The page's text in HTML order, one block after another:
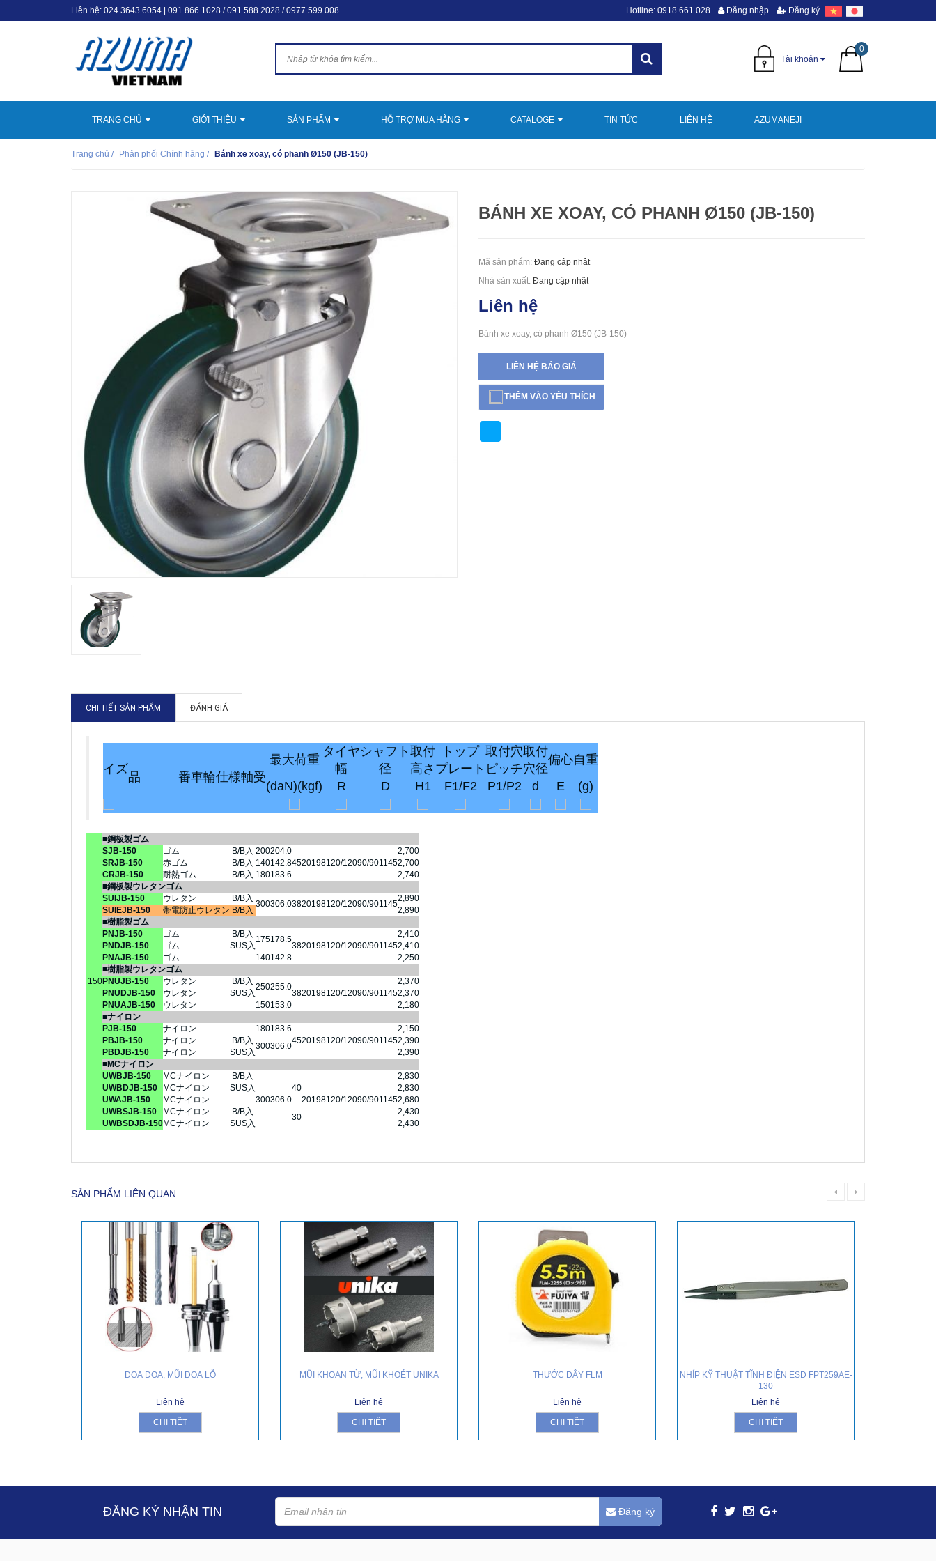
Liên hệ: 024 3643 6054 091 866 1028 / 091 588 2028 / 0977 599 008 Hotline: 0918.661.028 Đăng nhập Đăng ký
Tài khoản
0
TRANG CHỦ GIỚI THIỆU SẢN PHẨM HỖ TRỢ MUA HÀNG CATALOGE TIN TỨC LIÊN HỆ AZUMANEJI
Trang chủ / Phân phối Chính hãng / Bánh xe xoay, có phanh Ø150 (JB-150)
BÁNH XE XOAY, CÓ PHANH Ø150 (JB-150)
Mã sản phẩm: Đang cập nhật
Nhà sản xuất: Đang cập nhật
Liên hệ
Bánh xe xoay, có phanh Ø150 (JB-150)
LIÊN HỆ BÁO GIÁ
THÊM VÀO YÊU THÍCH
CHI TIẾT SẢN PHẨM ĐÁNH GIÁ
イズ
品 番車輪仕様軸受
最大荷重
タイヤ
幅
シャフト
径
取付
高さ
トップ
プレート
取付穴
ピッチ
取付
穴径
偏心自重
(daN)(kgf) R D H1 F1/F2 P1/P2 d E (g)
150
■鋼板製ゴム
SJB-150
ゴム B/B入 200204.0
4520198120/12090/901145
2,700
SRJB-150
赤ゴム B/B入 140142.8
2,700
CRJB-150
耐熱ゴム B/B入 180183.6
2,740
■鋼板製ウレタンゴム
SUIJB-150
ウレタン B/B入
300306.03820198120/12090/901145
2,890
SUIEJB-150
帯電防止ウレタン B/B入
2,890
■樹脂製ゴム
PNJB-150
ゴム B/B入
175178.5
3820198120/12090/901145
2,410
PNDJB-150
ゴム SUS入
2,410
PNAJB-150
ゴム 140142.8
2,250
■樹脂製ウレタンゴム
PNUJB-150
ウレタン B/B入
250255.0
3820198120/12090/901145
2,370
PNUDJB-150
ウレタン SUS入
2,370
PNUAJB-150
ウレタン 150153.0
2,180
■ナイロン
PJB-150
ナイロン 180183.6
4520198120/12090/901145
2,150
PBJB-150
ナイロン B/B入
300306.0
2,390
PBDJB-150
ナイロン SUS入
2,390
■MCナイロン
UWBJB-150
MCナイロン B/B入
300306.0
40
20198120/12090/901145
2,830
UWBDJB-150
MCナイロン SUS入
2,830
UWAJB-150
MCナイロン
2,680
UWBSJB-150
MCナイロン B/B入
30
2,430
UWBSDJB-150MCナイロン SUS入 2,430
SẢN PHẨM LIÊN QUAN
DOA DOA, MŨI DOA LỖ
Liên hệ
CHI TIẾT
MŨI KHOAN TỪ, MŨI KHOÉT UNIKA
Liên hệ
CHI TIẾT
THƯỚC DÂY FLM
Liên hệ
CHI TIẾT
NHÍP KỸ THUẬT TĨNH ĐIỆN ESD FPT259AE-
130
Liên hệ
CHI TIẾT
ĐĂNG KÝ NHẬN TIN Đăng ký